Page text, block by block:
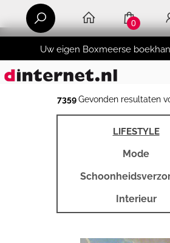
Uw eigen Boxmeerse
0
7359Gevonden resultaten
LIFESTYLE
Mode
Interieur